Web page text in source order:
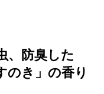
、防臭した
のき」の香り